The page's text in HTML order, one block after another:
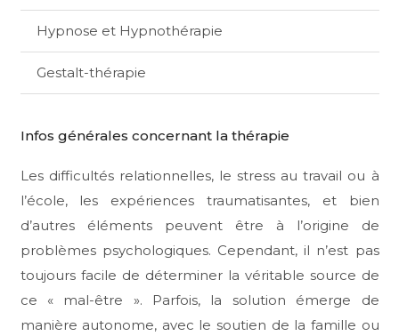
Hypnose et Hypnothérapie
Gestalt-thérapie
Infos générales concernant la thérapie
Les difficultés relationnelles, le stress au travail ou à
l’école, les expériences traumatisantes, et bien
d’autres éléments peuvent être à l’origine de
problèmes psychologiques. Cependant, il n’est pas
toujours facile de déterminer la véritable source de
ce « mal-être ». Parfois, la solution émerge de
manière autonome, avec le soutien de la famille ou